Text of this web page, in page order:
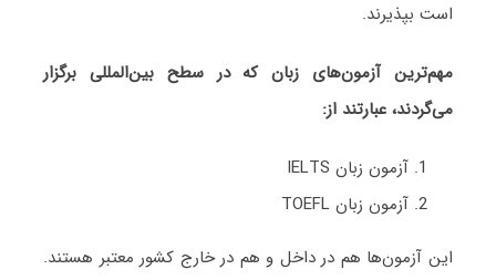
است بپذیرند.
مهم‌ترین آزمون‌های زبان که در سطح بین‌المللی برگزار
می‌گردند، عبارتند از:
آزمون زبان IELTS
آزمون زبان TOEFL
این آزمون‌­ها هم در داخل و هم در خارج کشور معتبر هستند.